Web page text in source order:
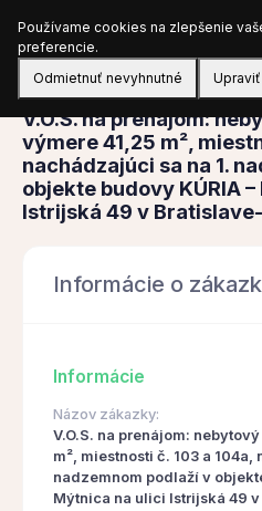
Obstarávanie
V.O.S. na prenájom:
výmere 41,25 m²,
nachádzajúci sa na 1.
objekte budovy KÚRIA
Istrijská 49 v
Informácie o
Informácie
Názov zákazky:
V.O.S. na prenájom:
m², miestnosti č. 103 a 104a,
nadzemnom podlaží v
Mýtnica na ulici Istrijská 49
Používame cookies na zlepšenie
preferencie.
Odmietnuť nevyhnutné
Upraviť